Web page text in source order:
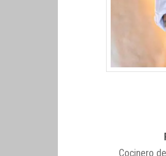
Cocinero